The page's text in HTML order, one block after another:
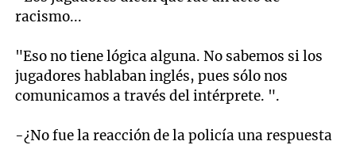
racismo...
"Eso no tiene lógica alguna. No sabemos si los
jugadores hablaban inglés, pues sólo nos
comunicamos a través del intérprete. ".
-¿No fue la reacción de la policía una respuesta